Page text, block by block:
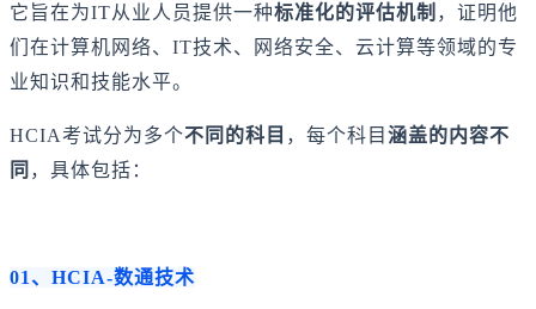
它旨在为IT从业人员提供一种标准化的评估机制 ，证明他
们在计算机网络、IT技术、网络安全、云计算等领域的专
业知识和技能水平。
HCIA考试分为多个不同的科目 ，每个科目 涵盖的内容不
同 ，具体包括：
01、HCIA-数通技术